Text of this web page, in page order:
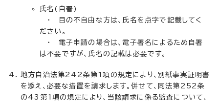
氏名(自署)
・ 目の不自由な方は、氏名を点字で記載してく
ださい。
・ 電子申請の場合は、電子署名によるため自署
は不要ですが、氏名の記載は必要です。
地方自治法第242条第1項の規定により、別紙事実証明書
を添え、必要な措置を請求します。併せて、同法第252条
の43第1項の規定により、当該請求に係る監査について、